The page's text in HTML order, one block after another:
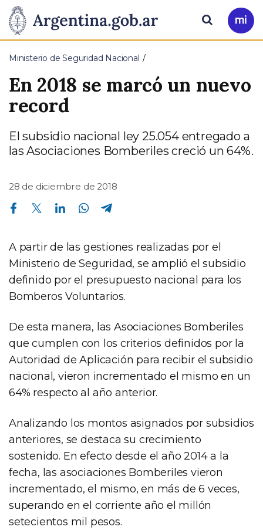
Presidencia
de
la
Nación
Pasar al contenido principal
Ir
a
Buscar
Ministerio de Seguridad Nacional
En 2018 se marcó un nuevo
record
El subsidio nacional ley 25.054 entregado a
las Asociaciones Bomberiles creció un 64%.
28 de diciembre de 2018
Compartir en Facebook Compartir en Twitter Compartir en Linkedin Compartir en Whatsapp
A partir de las gestiones realizadas por el
Ministerio de Seguridad, se amplió el subsidio
definido por el presupuesto nacional para los
Bomberos Voluntarios.
De esta manera, las Asociaciones Bomberiles
que cumplen con los criterios definidos por la
Autoridad de Aplicación para recibir el subsidio
nacional, vieron incrementado el mismo en un
64% respecto al año anterior.
Analizando los montos asignados por subsidios
anteriores, se destaca su crecimiento
sostenido. En efecto desde el año 2014 a la
fecha, las asociaciones Bomberiles vieron
incrementado, el mismo, en más de 6 veces,
superando en el corriente año el millón
setecientos mil pesos.